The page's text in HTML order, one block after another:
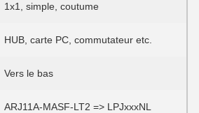
1x1, simple, coutume
HUB, carte PC, commutateur etc.
Vers le bas
ARJ11A-MASF-LT2 => LPJxxxNL